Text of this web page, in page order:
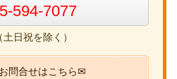
594-7077
日祝を除く）
問合せはこちら✉